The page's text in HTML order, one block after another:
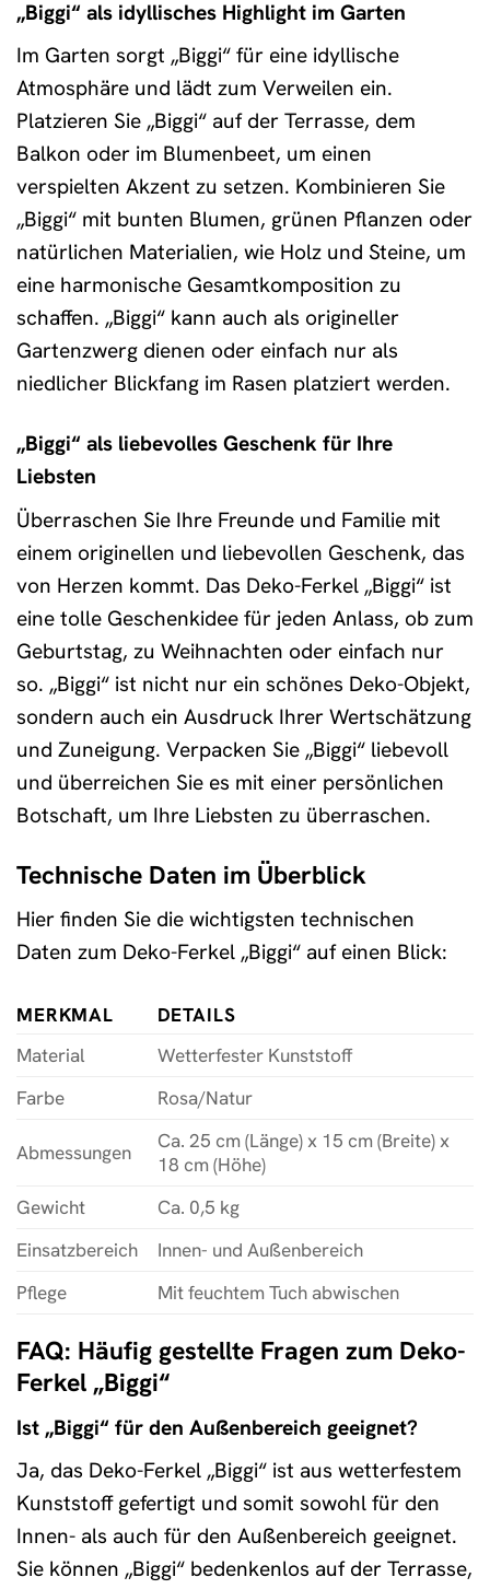
„Biggi“ als idyllisches Highlight im Garten
Im Garten sorgt „Biggi“ für eine idyllische
Atmosphäre und lädt zum Verweilen ein.
Platzieren Sie „Biggi“ auf der Terrasse, dem
Balkon oder im Blumenbeet, um einen
verspielten Akzent zu setzen. Kombinieren Sie
„Biggi“ mit bunten Blumen, grünen Pflanzen oder
natürlichen Materialien, wie Holz und Steine, um
eine harmonische Gesamtkomposition zu
schaffen. „Biggi“ kann auch als origineller
Gartenzwerg dienen oder einfach nur als
niedlicher Blickfang im Rasen platziert werden.
„Biggi“ als liebevolles Geschenk für Ihre
Liebsten
Überraschen Sie Ihre Freunde und Familie mit
einem originellen und liebevollen Geschenk, das
von Herzen kommt. Das Deko-Ferkel „Biggi“ ist
eine tolle Geschenkidee für jeden Anlass, ob zum
Geburtstag, zu Weihnachten oder einfach nur
so. „Biggi“ ist nicht nur ein schönes Deko-Objekt,
sondern auch ein Ausdruck Ihrer Wertschätzung
und Zuneigung. Verpacken Sie „Biggi“ liebevoll
und überreichen Sie es mit einer persönlichen
Botschaft, um Ihre Liebsten zu überraschen.
Technische Daten im Überblick
Hier finden Sie die wichtigsten technischen
Daten zum Deko-Ferkel „Biggi“ auf einen Blick:
MERKMAL
DETAILS
Material
Wetterfester Kunststoff
Farbe
Rosa/Natur
Abmessungen
Ca. 25 cm (Länge) x 15 cm (Breite) x
18 cm (Höhe)
Gewicht
Ca. 0,5 kg
Einsatzbereich
Innen- und Außenbereich
Pflege
Mit feuchtem Tuch abwischen
FAQ: Häufig gestellte Fragen zum Deko-
Ferkel „Biggi“
Ist „Biggi“ für den Außenbereich geeignet?
Ja, das Deko-Ferkel „Biggi“ ist aus wetterfestem
Kunststoff gefertigt und somit sowohl für den
Innen- als auch für den Außenbereich geeignet.
Sie können „Biggi“ bedenkenlos auf der Terrasse,